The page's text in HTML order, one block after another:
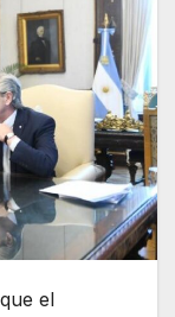
que el